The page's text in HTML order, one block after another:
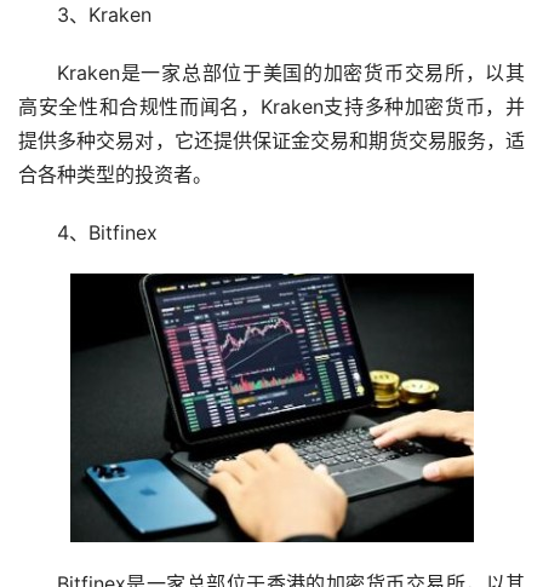
3、Kraken
Kraken是一家总部位于美国的加密货币交易所，以其
高安全性和合规性而闻名，Kraken支持多种加密货币，并
提供多种交易对，它还提供保证金交易和期货交易服务，适
合各种类型的投资者。
4、Bitfinex